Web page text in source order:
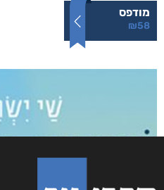
מודפס
₪58